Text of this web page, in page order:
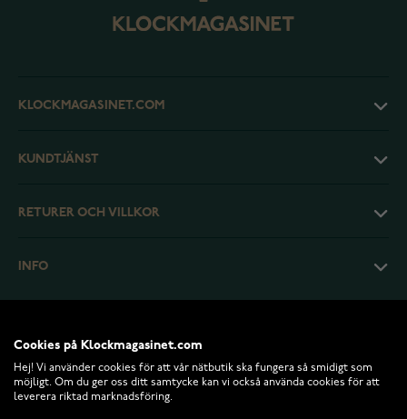
KLOCKMAGASINET.COM
KUNDTJÄNST
RETURER OCH VILLKOR
INFO
Cookies på Klockmagasinet.com
Hej! Vi använder cookies för att vår nätbutik ska fungera så smidigt som
möjligt. Om du ger oss ditt samtycke kan vi också använda cookies för att
leverera riktad marknadsföring.